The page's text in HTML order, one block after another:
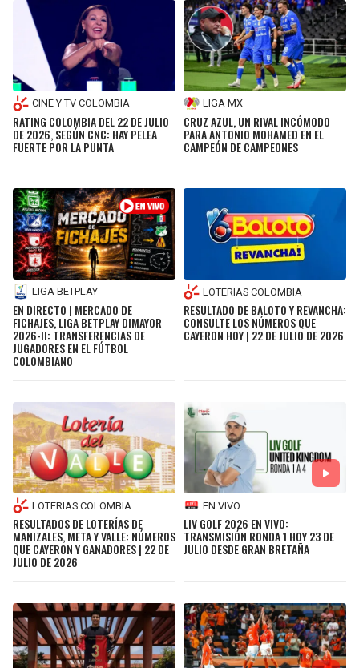
CINE Y TV COLOMBIA
RATING COLOMBIA DEL 22 DE JULIO
DE 2026, SEGÚN CNC: HAY PELEA
FUERTE POR LA PUNTA
LIGA MX
CRUZ AZUL, UN RIVAL INCÓMODO
PARA ANTONIO MOHAMED EN EL
CAMPEÓN DE CAMPEONES
LIGA BETPLAY
EN DIRECTO | MERCADO DE
FICHAJES, LIGA BETPLAY DIMAYOR
2026-II: TRANSFERENCIAS DE
JUGADORES EN EL FÚTBOL
COLOMBIANO
LOTERIAS COLOMBIA
RESULTADO DE BALOTO Y REVANCHA:
CONSULTE LOS NÚMEROS QUE
CAYERON HOY | 22 DE JULIO DE 2026
LOTERIAS COLOMBIA
RESULTADOS DE LOTERÍAS DE
MANIZALES, META Y VALLE: NÚMEROS
QUE CAYERON Y GANADORES | 22 DE
JULIO DE 2026
EN VIVO
LIV GOLF 2026 EN VIVO:
TRANSMISIÓN RONDA 1 HOY 23 DE
JULIO DESDE GRAN BRETAÑA